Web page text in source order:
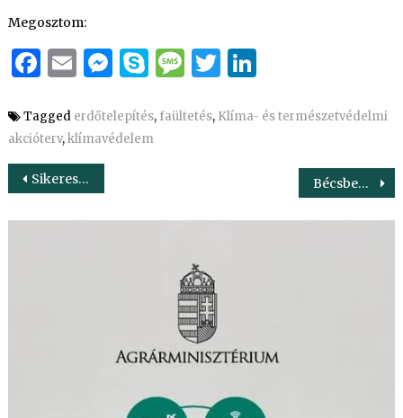
Megosztom:
Facebook
Email
Messenger
Skype
Message
Twitter
LinkedIn
Tagged erdőtelepítés, faültetés, Klíma- és természetvédelmi
akcióterv,klímavédelem
Bejegyzés
navigáció
Sikeresek a halgazdálkodási ágazatban bekövetkezett változtatások Bécsben tárgyalt Nagy István agrárminiszter